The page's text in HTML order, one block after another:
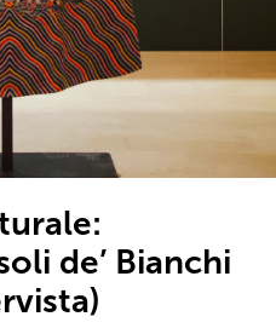
de’ Bianchi